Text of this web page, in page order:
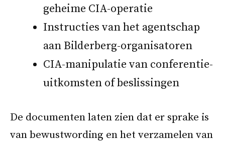
geheime CIA-operatie
Instructies van het agentschap
aan Bilderberg-organisatoren
CIA-manipulatie van conferentie-
uitkomsten of beslissingen
De documenten laten zien dat er sprake is
van bewustwording en het verzamelen van